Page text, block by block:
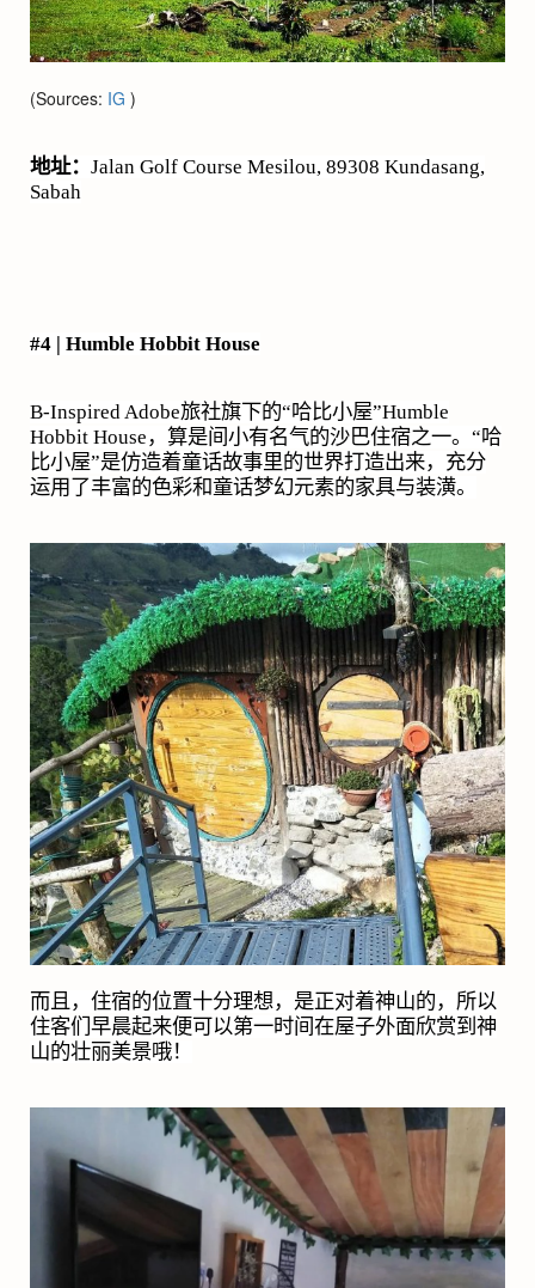
(Sources: IG )
地址： Jalan Golf Course Mesilou, 89308 Kundasang,
Sabah
#4 | Humble Hobbit House
B-Inspired Adobe旅社旗下的“哈比小屋”Humble
Hobbit House ，算是间小有名气的沙巴住宿之一。“哈
比小屋”是仿造着童话故事里的世界打造出来，充分
运用了丰富的色彩和童话梦幻元素的家具与装潢。
而且，住宿的位置十分理想，是正对着神山的，所以
住客们早晨起来便可以第一时间在屋子外面欣赏到神
山的壮丽美景哦！